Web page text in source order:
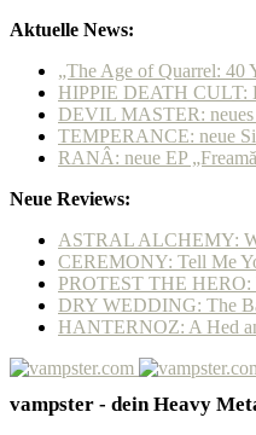
Aktuelle News:
„The Age of Quarrel: 40
HIPPIE DEATH CULT:
DEVIL MASTER: neues
TEMPERANCE: neue
RANÂ: neue EP
Neue Reviews:
ASTRAL ALCHEMY:
CEREMONY: Tell Me
PROTEST THE HERO:
DRY WEDDING: The
HANTERNOZ: A Hed
vampster - dein Heavy